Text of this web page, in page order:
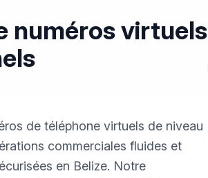
numéros virtuels
de téléphone virtuels de niveau
commerciales fluides et
en Belize. Notre